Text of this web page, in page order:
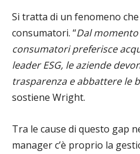
Si tratta di un fenomeno
consumatori. “Dal
consumatori preferisce
leader ESG, le aziende
trasparenza e abbattere le
sostiene Wright.
Tra le cause di questo gap
manager c’è proprio la